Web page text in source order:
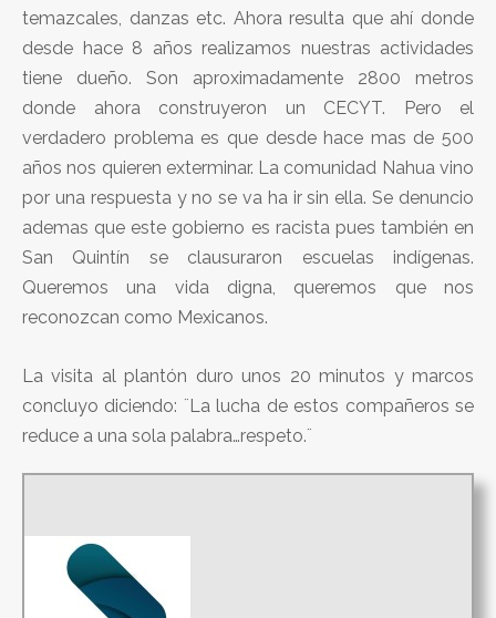
temazcales, danzas etc. Ahora resulta que ahí donde
desde hace 8 años realizamos nuestras actividades
tiene dueño. Son aproximadamente 2800 metros
donde ahora construyeron un CECYT. Pero el
verdadero problema es que desde hace mas de 500
años nos quieren exterminar. La comunidad Nahua vino
por una respuesta y no se va ha ir sin ella. Se denuncio
ademas que este gobierno es racista pues también en
San Quintín se clausuraron escuelas indígenas.
Queremos una vida digna, queremos que nos
reconozcan como Mexicanos.
La visita al plantón duro unos 20 minutos y marcos
concluyo diciendo: ¨La lucha de estos compañeros se
reduce a una sola palabra…respeto.¨